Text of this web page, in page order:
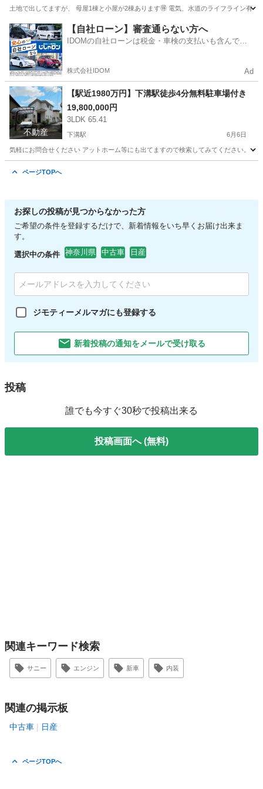
土地で出してますが、 母屋1棟と小屋が2棟あります🉐 電気、水道のライフライン有
千葉 木更津市 下郡駅 土地販売/土地売買
【自社ローン】審査通らない方へ
IDOMの自社ローンは税金・車検の支払いも含んでい
株式会社IDOM Ad
不動産
【駅近1980万円】下溝駅徒歩4分無料駐車場付き
19,800,000円
3LDK 65.41
下溝駅 6月6日
気軽にお問合せください アットホーム等にも出てますので検索してみてください。 ✅
ページTOPへ
お探しの投稿が見つからなかった方
ご希望の条件を登録するだけで、新着情報をいち早くお届け出来ま
す。
選択中の条件 神奈川県 中古車 日産
ジモティーメルマガにも登録する
新着投稿の通知をメールで受け取る
投稿
誰でも今すぐ30秒で投稿出来る
投稿画面へ (無料)
関連キーワード検索
サニー エンジン 新車 内装
関連の掲示板
中古車 日産
ページTOPへ